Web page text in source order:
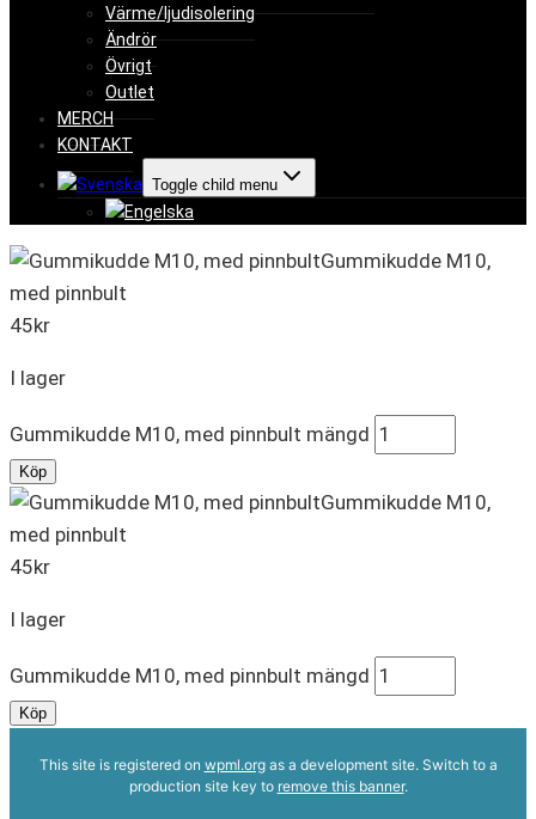
Värme/ljudisolering
Ändrör
Övrigt
Outlet
MERCH
KONTAKT
Toggle child menu
Gummikudde M10,
med pinnbult
45kr
I lager
Gummikudde M10, med pinnbult mängd
Köp
Gummikudde M10,
med pinnbult
45kr
I lager
Gummikudde M10, med pinnbult mängd
Köp
This site is registered on wpml.orgas a development site. Switch to a
production site key to remove this banner.